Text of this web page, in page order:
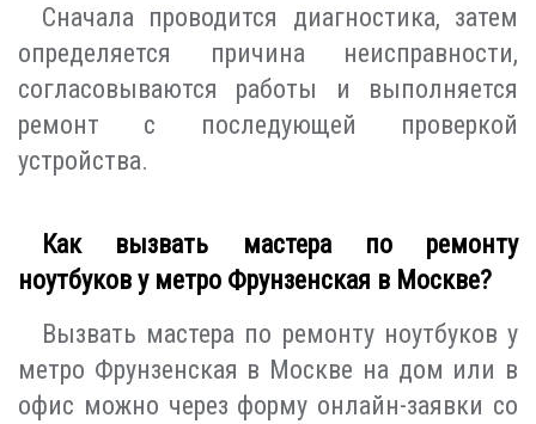
Сначала проводится диагностика, затем
определяется причина неисправности,
согласовываются работы и выполняется
ремонт с последующей проверкой
устройства.
Как вызвать мастера по ремонту
ноутбуков у метро Фрунзенская в Москве?
Вызвать мастера по ремонту ноутбуков у
метро Фрунзенская в Москве на дом или в
офис можно через форму онлайн-заявки со